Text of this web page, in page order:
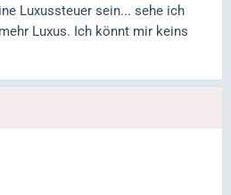
Luxussteuer sein... sehe ich
Luxus. Ich könnt mir keins